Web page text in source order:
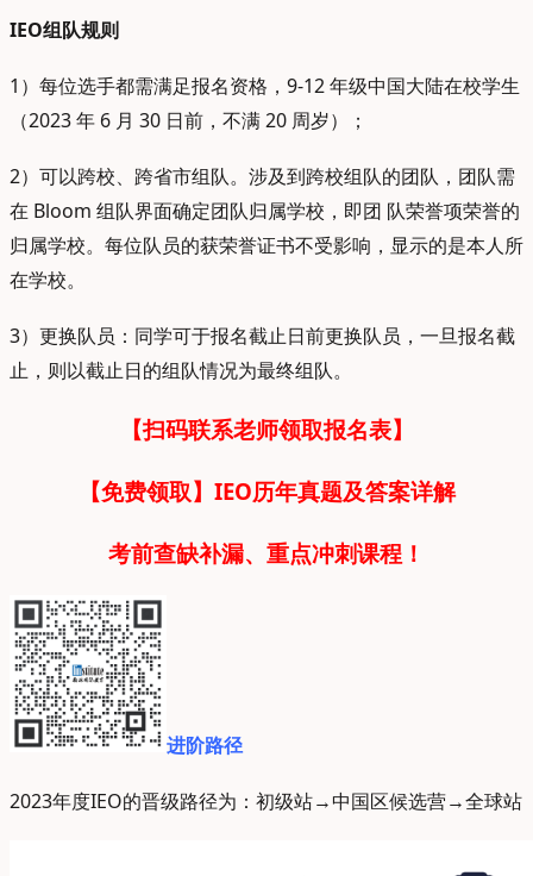
IEO组队规则
1）每位选手都需满足报名资格，9-12 年级中国大陆在校学生
（2023 年 6 月 30 日前，不满 20 周岁）；
2）可以跨校、跨省市组队。涉及到跨校组队的团队，团队需
在 Bloom 组队界面确定团队归属学校，即团 队荣誉项荣誉的
归属学校。每位队员的获荣誉证书不受影响，显示的是本人所
在学校。
3）更换队员：同学可于报名截止日前更换队员，一旦报名截
止，则以截止日的组队情况为最终组队。
【扫码联系老师领取报名表】
【免费领取】IEO历年真题及答案详解
考前查缺补漏、重点冲刺课程！
进阶路径
2023年度IEO的晋级路径为：初级站→中国区候选营→全球站